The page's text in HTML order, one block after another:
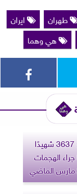
طهران
ايران
هي وهما
الصحة اللبنانية: 3637 شهيدًا
جراء الهجمات